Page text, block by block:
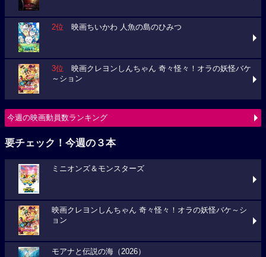
2位 映画ちいかわ 人魚の島のひみつ
3位 映画クレヨンしんちゃん 奇々怪々！オラの妖怪バケ
～ション
今週の映画動員数ランキング
要チェック！今週の３本
ミニオンズ＆モンスターズ
映画クレヨンしんちゃん 奇々怪々！オラの妖怪バケ～シ
ョン
モアナと伝説の海（2026）